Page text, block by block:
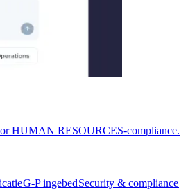
HUMAN RESOURCES-compliance.​​
G-P ingebed​​Security & compliance​​